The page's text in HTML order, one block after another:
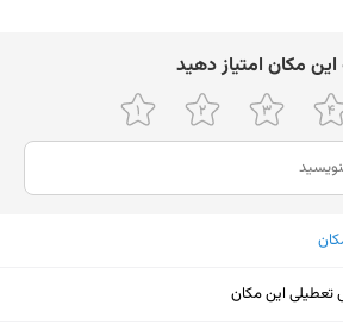
۱۱ تا ۲۱
ثبت نشده
اﯾﻦ ﻣﮑﺎن اﻣﺘﯿﺎز دﻫﯿﺪ
تعطیلی این مکان